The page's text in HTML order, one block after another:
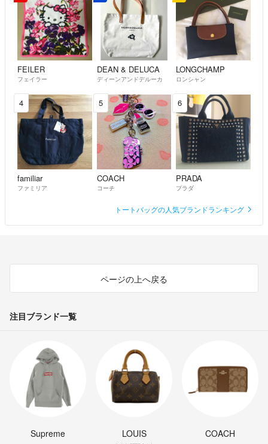
FEILER
フェイラー
DEAN & DELUCA
ディーンアンドデルーカ
LONGCHAMP
ロンシャン
4
familiar
ファミリア
5
COACH
コーチ
6
PRADA
プラダ
トートバッグの人気ブランドランキング
ページの上へ戻る
注目ブランド一覧
Supreme
LOUIS
COACH